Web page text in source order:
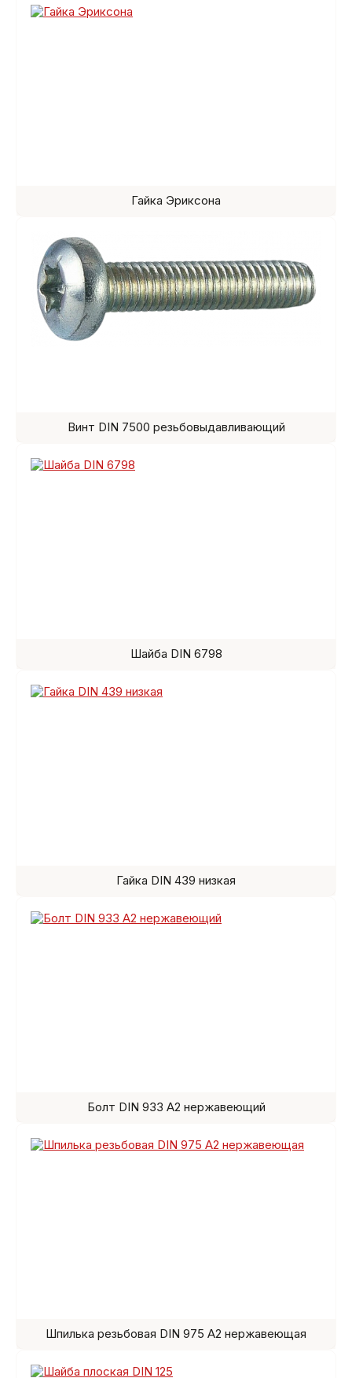
Гайка Эриксона
Винт DIN 7500 резьбовыдавливающий
Шайба DIN 6798
Гайка DIN 439 низкая
Болт DIN 933 A2 нержавеющий
Шпилька резьбовая DIN 975 A2 нержавеющая